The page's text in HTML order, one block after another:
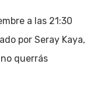
a las 21:30
por Seray Kaya,
querrás